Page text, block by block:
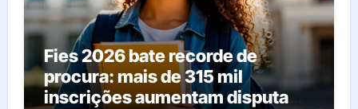
Fies 2026 bate recorde de
procura: mais de 315 mil
inscrições aumentam disputa